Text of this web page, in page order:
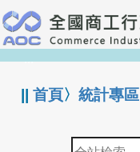
跳
到
主
要
:::
||首頁〉統計專區
全